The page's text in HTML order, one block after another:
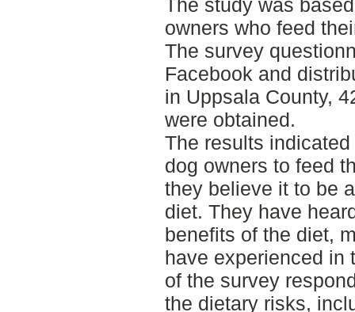
The study was
owners who feed
The survey
Facebook and
in Uppsala County,
were obtained.
The results
dog owners to feed
they believe it to be
diet. They have
benefits of the diet,
have experienced in
of the survey
the dietary risks,